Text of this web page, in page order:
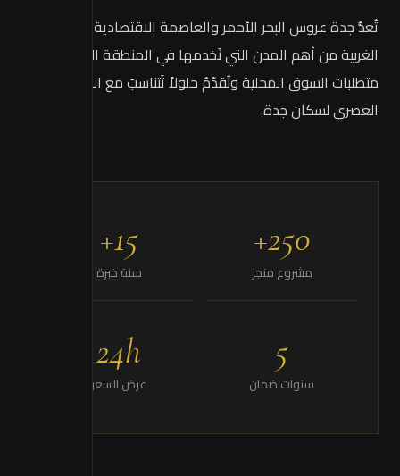
تُعدُّ جدة عروس البحر الأحمر والعاصمة الاقتصادية للمنطقة
الغربية من أهم المدن التي نَخدمها في المنطقة الغربية. نَفهمُ
متطلبات السوق المحلية ونُقدّمُ حلولاً تَتناسبُ مع الذوق
العصري لسكان جدة.
250+
مشروع منجز
15+
سنة خبرة
5
سنوات ضمان
24h
عرض السعر